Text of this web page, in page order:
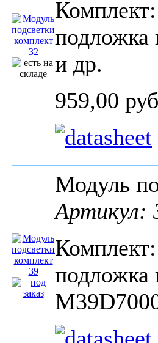
подложка
и др.
959,00
Модуль
Артикул: